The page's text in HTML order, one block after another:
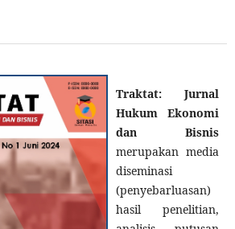
Traktat: Jurnal
Hukum Ekonomi
dan Bisnis
merupakan media
diseminasi
(penyebarluasan)
hasil penelitian,